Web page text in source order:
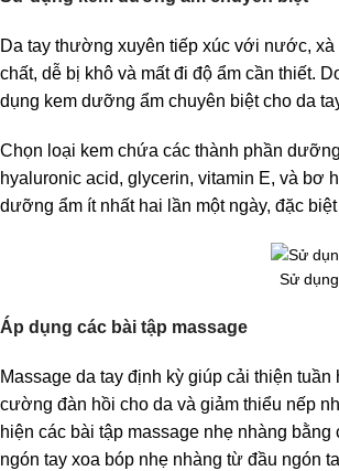
Da tay thường xuyên tiếp xúc với nước, xà
chất, dễ bị khô và mất đi độ ẩm cần thiết.
dụng kem dưỡng ẩm chuyên biệt cho da
Chọn loại kem chứa các thành phần
hyaluronic acid, glycerin, vitamin E, và bơ
dưỡng ẩm ít nhất hai lần một ngày, đặc
Sử
Áp dụng các bài tập massage
Massage da tay định kỳ giúp cải thiện tuần
cường đàn hồi cho da và giảm thiểu nếp
hiện các bài tập massage nhẹ nhàng
ngón tay xoa bóp nhẹ nhàng từ đầu ngón